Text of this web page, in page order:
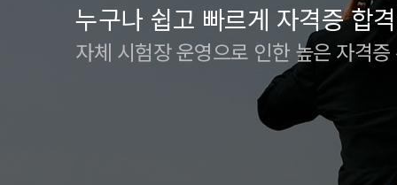
누구나 쉽고 빠르게 자격증 합
자체 시험장 운영으로 인한 높은 자격